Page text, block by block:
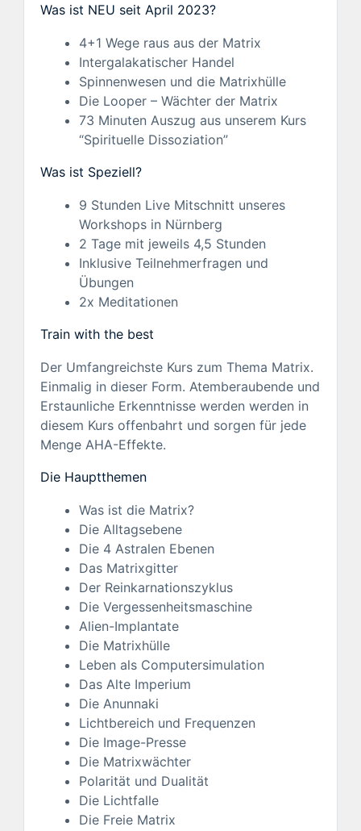
Was ist NEU seit April 2023?
4+1 Wege raus aus der Matrix
Intergalakatischer Handel
Spinnenwesen und die Matrixhülle
Die Looper – Wächter der Matrix
73 Minuten Auszug aus unserem Kurs
“Spirituelle Dissoziation”
Was ist Speziell?
9 Stunden Live Mitschnitt unseres
Workshops in Nürnberg
2 Tage mit jeweils 4,5 Stunden
Inklusive Teilnehmerfragen und
Übungen
2x Meditationen
Train with the best
Der Umfangreichste Kurs zum Thema Matrix.
Einmalig in dieser Form. Atemberaubende und
Erstaunliche Erkenntnisse werden werden in
diesem Kurs offenbahrt und sorgen für jede
Menge AHA-Effekte.
Die Hauptthemen
Was ist die Matrix?
Die Alltagsebene
Die 4 Astralen Ebenen
Das Matrixgitter
Der Reinkarnationszyklus
Die Vergessenheitsmaschine
Alien-Implantate
Die Matrixhülle
Leben als Computersimulation
Das Alte Imperium
Die Anunnaki
Lichtbereich und Frequenzen
Die Image-Presse
Die Matrixwächter
Polarität und Dualität
Die Lichtfalle
Die Freie Matrix